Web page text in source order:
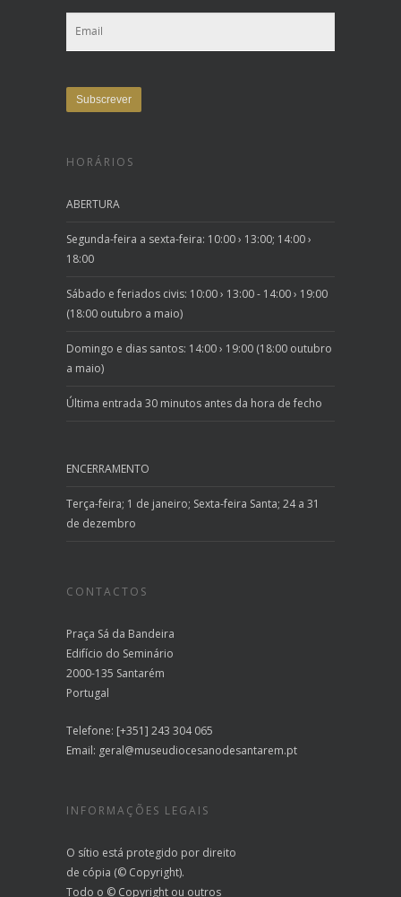
HORÁRIOS
ABERTURA
Segunda-feira a sexta-feira: 10:00 › 13:00; 14:00 ›
18:00
Sábado e feriados civis: 10:00 › 13:00 - 14:00 › 19:00
(18:00 outubro a maio)
Domingo e dias santos: 14:00 › 19:00 (18:00 outubro
a maio)
Última entrada 30 minutos antes da hora de fecho
ENCERRAMENTO
Terça-feira; 1 de janeiro; Sexta-feira Santa; 24 a 31
de dezembro
CONTACTOS
Praça Sá da Bandeira
Edifício do Seminário
2000-135 Santarém
Portugal
Telefone: [+351] 243 304 065
Email: geral@museudiocesanodesantarem.pt
INFORMAÇÕES LEGAIS
O sítio está protegido por direito
de cópia (© Copyright).
Todo o © Copyright ou outros